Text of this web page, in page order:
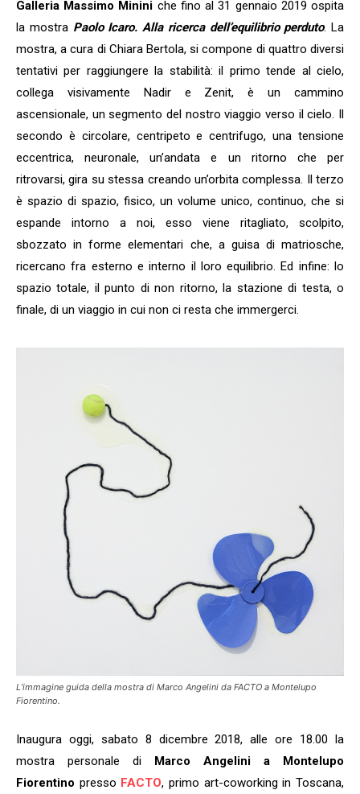
Galleria Massimo Minini che fino al 31 gennaio 2019 ospita
la mostra Paolo Icaro. Alla ricerca dell’equilibrio perduto. La
mostra, a cura di Chiara Bertola, si compone di quattro diversi
tentativi per raggiungere la stabilità: il primo tende al cielo,
collega visivamente Nadir e Zenit, è un cammino
ascensionale, un segmento del nostro viaggio verso il cielo. Il
secondo è circolare, centripeto e centrifugo, una tensione
eccentrica, neuronale, un’andata e un ritorno che per
ritrovarsi, gira su stessa creando un’orbita complessa. Il terzo
è spazio di spazio, fisico, un volume unico, continuo, che si
espande intorno a noi, esso viene ritagliato, scolpito,
sbozzato in forme elementari che, a guisa di matriosche,
ricercano fra esterno e interno il loro equilibrio. Ed infine: lo
spazio totale, il punto di non ritorno, la stazione di testa, o
finale, di un viaggio in cui non ci resta che immergerci.
L’immagine guida della mostra di Marco Angelini da FACTO a Montelupo
Fiorentino.
Inaugura oggi, sabato 8 dicembre 2018, alle ore 18.00 la
mostra personale di
Marco Angelini a Montelupo
Fiorentino presso FACTO, primo art-coworking in Toscana,